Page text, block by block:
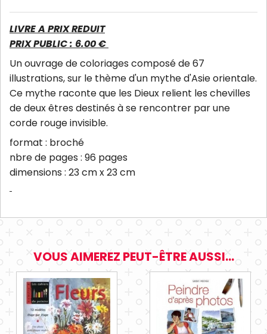
LIVRE A PRIX REDUIT
PRIX PUBLIC : 6.00 €
Un ouvrage de coloriages composé de 67
illustrations, sur le thème d'un mythe d'Asie orientale.
Ce mythe raconte que les Dieux relient les chevilles
de deux êtres destinés à se rencontrer par une
corde rouge invisible.
format : broché
nbre de pages : 96 pages
dimensions : 23 cm x 23 cm
VOUS AIMEREZ PEUT-ÊTRE AUSSI...